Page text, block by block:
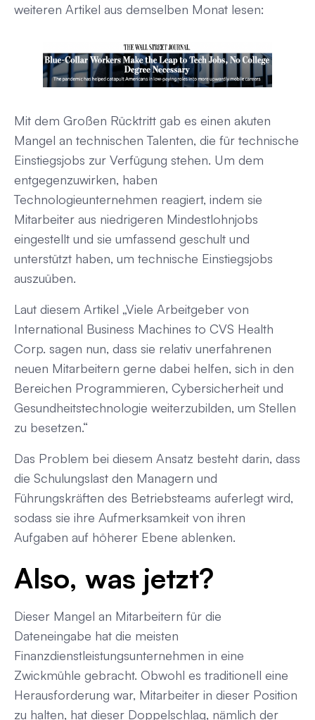
weiteren Artikel aus demselben Monat lesen:
Mit dem Großen Rücktritt gab es einen akuten
Mangel an technischen Talenten, die für technische
Einstiegsjobs zur Verfügung stehen. Um dem
entgegenzuwirken, haben
Technologieunternehmen reagiert, indem sie
Mitarbeiter aus niedrigeren Mindestlohnjobs
eingestellt und sie umfassend geschult und
unterstützt haben, um technische Einstiegsjobs
auszuüben.
Laut diesem Artikel „Viele Arbeitgeber von
International Business Machines to CVS Health
Corp. sagen nun, dass sie relativ unerfahrenen
neuen Mitarbeitern gerne dabei helfen, sich in den
Bereichen Programmieren, Cybersicherheit und
Gesundheitstechnologie weiterzubilden, um Stellen
zu besetzen.“
Das Problem bei diesem Ansatz besteht darin, dass
die Schulungslast den Managern und
Führungskräften des Betriebsteams auferlegt wird,
sodass sie ihre Aufmerksamkeit von ihren
Aufgaben auf höherer Ebene ablenken.
Also, was jetzt?
Dieser Mangel an Mitarbeitern für die
Dateneingabe hat die meisten
Finanzdienstleistungsunternehmen in eine
Zwickmühle gebracht. Obwohl es traditionell eine
Herausforderung war, Mitarbeiter in dieser Position
zu halten, hat dieser Doppelschlag, nämlich der